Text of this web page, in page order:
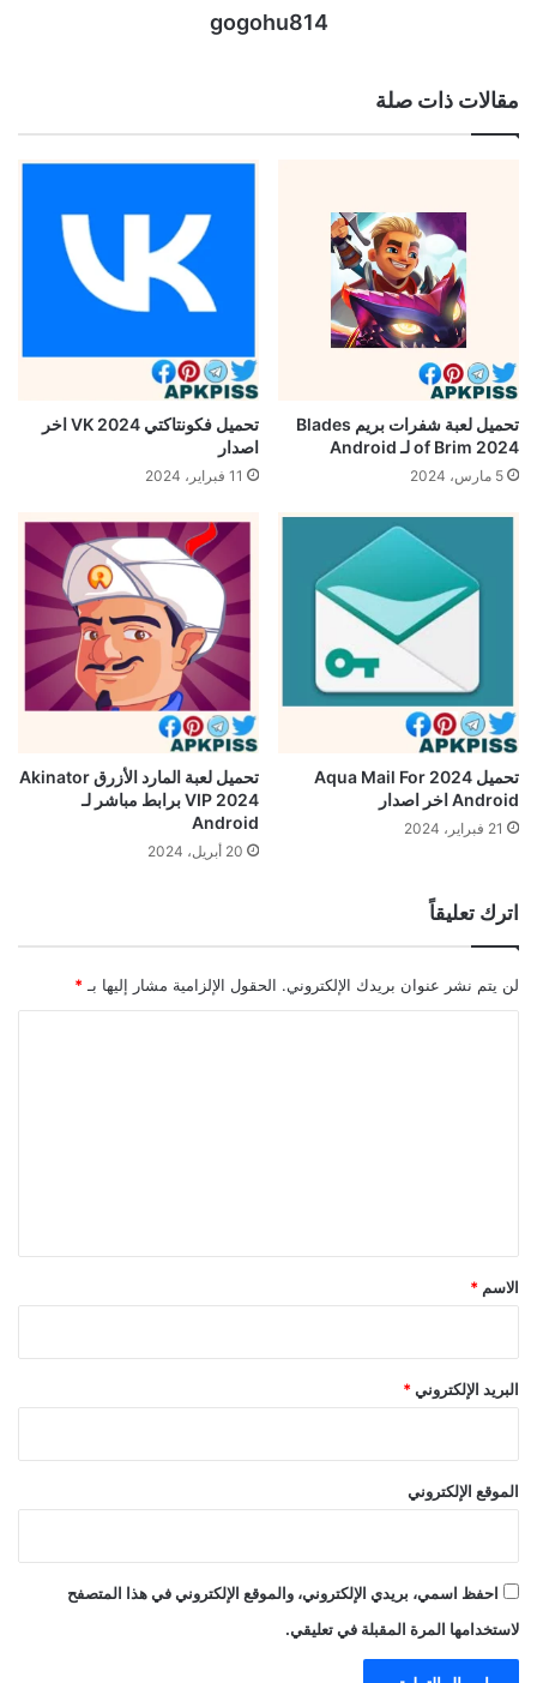
gogohu814
مقالات ذات صلة
تحميل لعبة شفرات بريم Blades
of Brim 2024 لـ Android
5 مارس، 2024
تحميل فكونتاكتي 2024 VK اخر
اصدار
11 فبراير، 2024
تحميل 2024 Aqua Mail For
Android اخر اصدار
21 فبراير، 2024
تحميل لعبة المارد الأزرق Akinator
VIP 2024 برابط مباشر لـ
Android
20 أبريل، 2024
اترك تعليقاً
لن يتم نشر عنوان بريدك الإلكتروني. الحقول الإلزامية مشار إليها بـ *
*
الاسم *
البريد الإلكتروني *
الموقع الإلكتروني
احفظ اسمي، بريدي الإلكتروني، والموقع الإلكتروني في هذا المتصفح
لاستخدامها المرة المقبلة في تعليقي.